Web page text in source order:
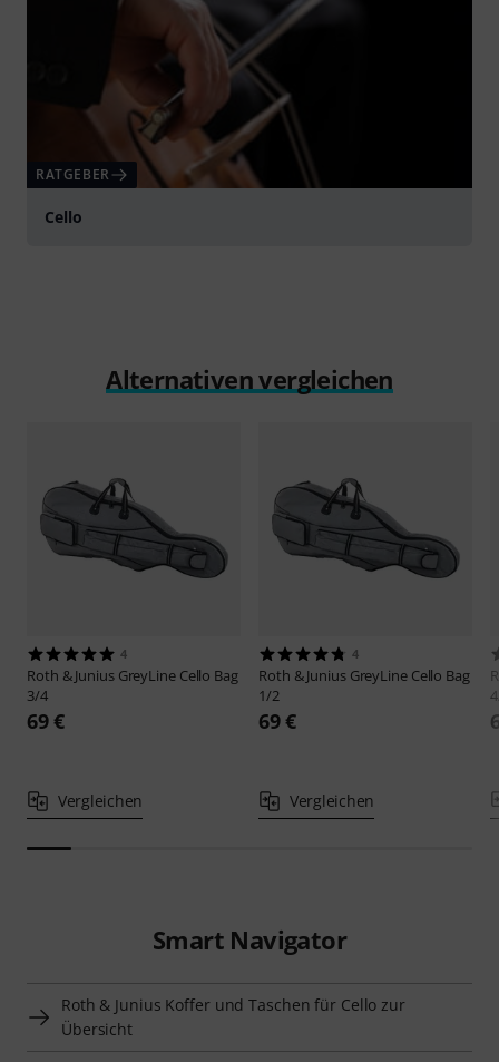
RATGEBER
Cello
Alternativen vergleichen
4
Roth & Junius GreyLine Cello Bag
3/4
69 €
Vergleichen
4
Roth & Junius GreyLine Cello Bag
1/2
69 €
Vergleichen
Smart Navigator
Roth & Junius Koffer und Taschen für Cello zur
Übersicht